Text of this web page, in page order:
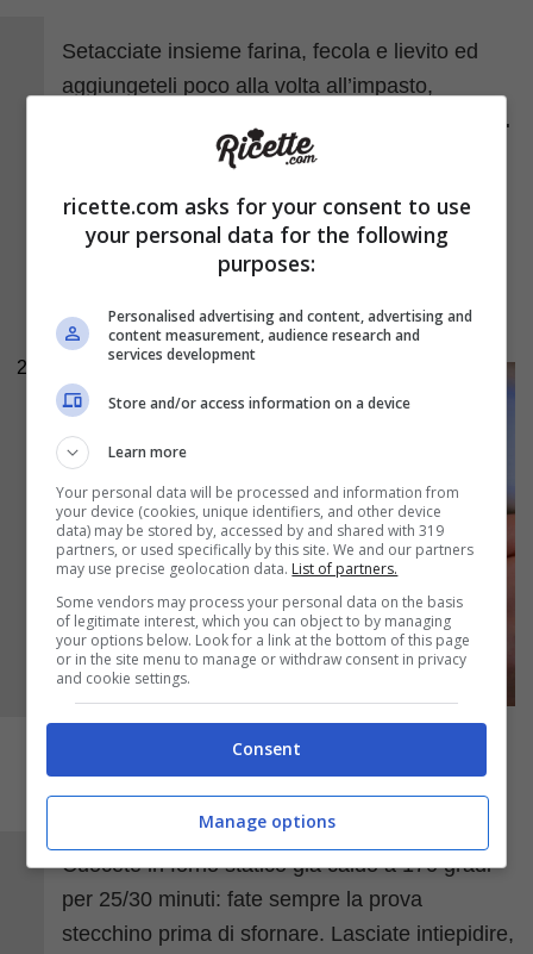
2
Setacciate insieme farina, fecola e lievito ed
aggiungeteli poco alla volta all’impasto,
mescolando delicatamente con una spatola.
Quindi unite anche il cocco grattugiato ed
omogeneo. Imburrate ed infarinate gli stampini
da pandoro: versate l’impasto riempiendoli
forno.
Cuocete in forno statico già caldo a 170 gradi
per 25/30 minuti: fate sempre la prova
stecchino prima di sfornare. Lasciate intiepidire,
ricette.com asks for your consent to use
your personal data for the following
purposes:
Personalised advertising and content, advertising and
content measurement, audience research and
services development
Store and/or access information on a device
Learn more
Your personal data will be processed and information from
your device (cookies, unique identifiers, and other device
data) may be stored by, accessed by and shared with 319
partners, or used specifically by this site. We and our partners
may use precise geolocation data. List of partners.
Some vendors may process your personal data on the basis
of legitimate interest, which you can object to by managing
your options below. Look for a link at the bottom of this page
or in the site menu to manage or withdraw consent in privacy
and cookie settings.
Consent
Manage options